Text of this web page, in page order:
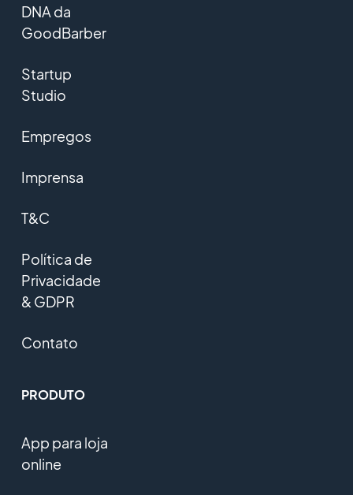
DNA da
GoodBarber
Startup
Studio
Empregos
Imprensa
T&C
Política de
Privacidade
& GDPR
Contato
PRODUTO
App para loja
online